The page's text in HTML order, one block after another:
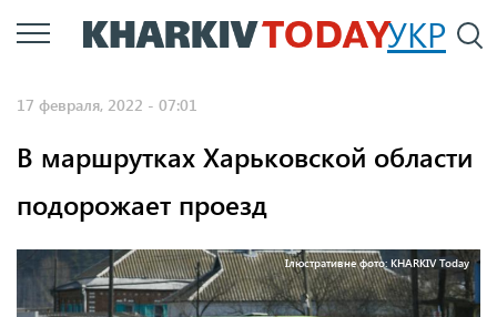
Перейти
к
УКР
17 февраля, 2022 - 07:01
В маршрутках Харьковской области
подорожает проезд
Ілюстративне фото: KHARKIV Today